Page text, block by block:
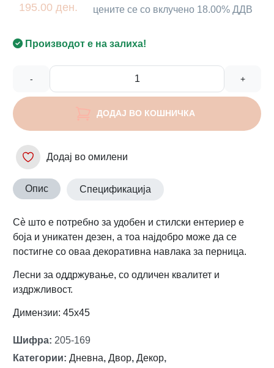
195.00 ден. цените се со вклучено 18.00% ДДВ
Производот е на залиха!
- +
ДОДАЈ ВО КОШНИЧКА
Додај во омилени
Опис Спецификација
Сè што е потребно за удобен и стилски ентериер е
боја и уникатен дезен, а тоа најдобро може да се
постигне со оваа декоративна навлака за перница.
Лесни за оддржување, со одличен квалитет и
издржливост.
Димензии: 45х45
Шифра: 205-169
Категории: Дневна, Двор, Декор,